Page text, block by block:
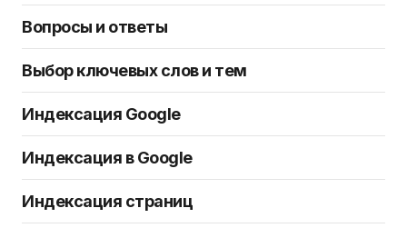
Вопросы и ответы
Выбор ключевых слов и тем
Индексация Google
Индексация в Google
Индексация страниц